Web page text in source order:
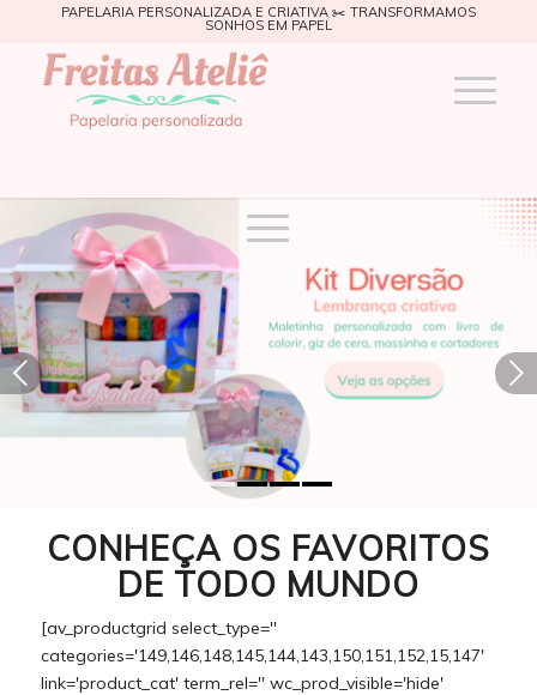
PAPELARIA PERSONALIZADA E CRIATIVA ✂️ TRANSFORMAMOS
SONHOS EM PAPEL
Próximo
CONHEÇA OS FAVORITOS
DE TODO MUNDO
[av_productgrid select_type=''
categories='149,146,148,145,144,143,150,151,152,15,147'
link='product_cat' term_rel='' wc_prod_visible='hide'